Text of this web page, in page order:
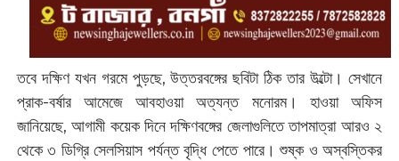
তবে দক্ষিণ যখন গরমে পুড়ছে, উত্তরবঙ্গের ছবিটা ঠিক তার উল্টো। সেখানে
প্রাক-বর্ষার আমেজে আবহাওয়া অত্যন্ত মনোরম। হাওয়া অফিস
জানিয়েছে, আগামী কয়েক দিনে দক্ষিণবঙ্গের জেলাগুলিতে তাপমাত্রা আরও ২
থেকে ৩ ডিগ্রি সেলসিয়াস পর্যন্ত বৃদ্ধি পেতে পারে। শুষ্ক ও অস্বস্তিকর